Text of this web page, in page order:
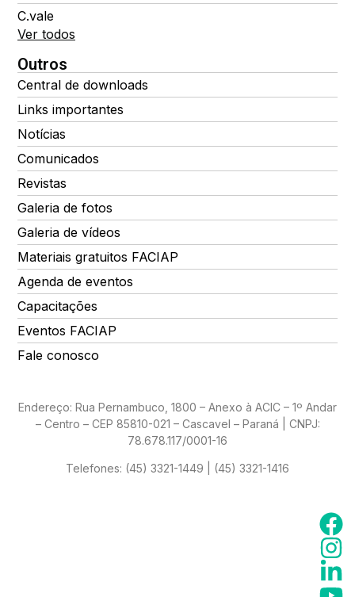
C.vale
Ver todos
Outros
Central de downloads
Links importantes
Notícias
Comunicados
Revistas
Galeria de fotos
Galeria de vídeos
Materiais gratuitos FACIAP
Agenda de eventos
Capacitações
Eventos FACIAP
Fale conosco
Endereço: Rua Pernambuco, 1800 – Anexo à ACIC – 1º Andar
– Centro – CEP 85810-021 – Cascavel – Paraná | CNPJ:
78.678.117/0001-16
Telefones: (45) 3321-1449 | (45) 3321-1416